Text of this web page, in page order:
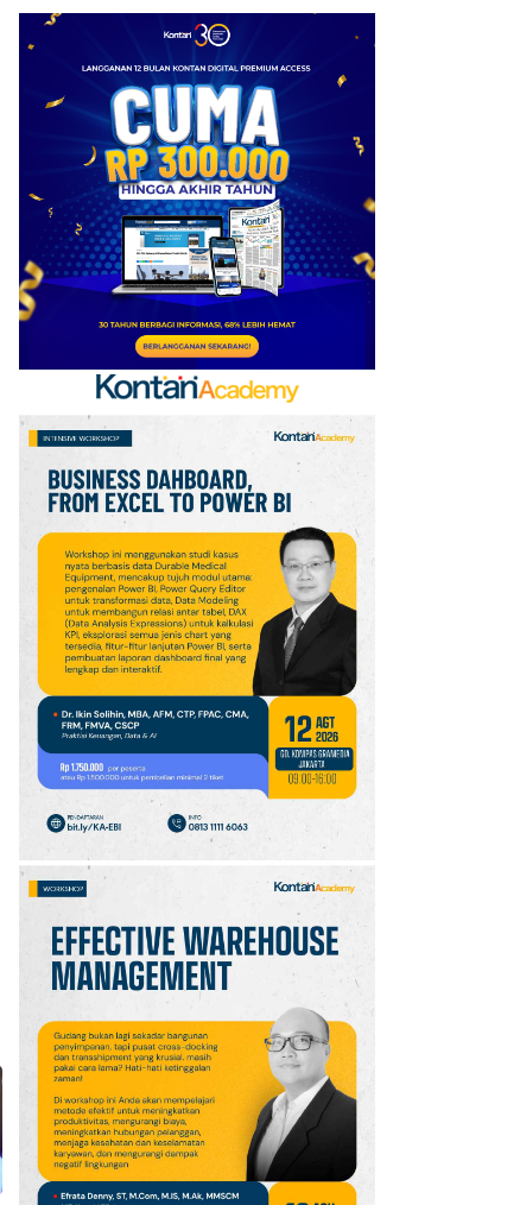
10 Bank Aladin Perkuat
Ekosistem Syariah
Digital
Persebaya di Final Piala
Presiden 2026: Susunan
Pemain & Skor
Ada 3 Emiten Pendatang
Baru, Ini Daftar 54
Saham HSC BEI per 6
Agustus 2026
7
UEFA hingga Luis Figo,
Ini Daftar Pihak yang
Menentang Gianni
Infantino
8
Krisis Migrasi Ancam
Status Maroko sebagai
Tuan Rumah Piala Dunia
2030
Promo Super Hemat
Indomaret 6–19 Agustus
2026, Diskon Kebutuhan
Rumah hingga 40%
10 Jadwal Persija vs Arema
FC Perebutan Juara 3
Piala Presiden 2026,
Kick-off Sore Ini